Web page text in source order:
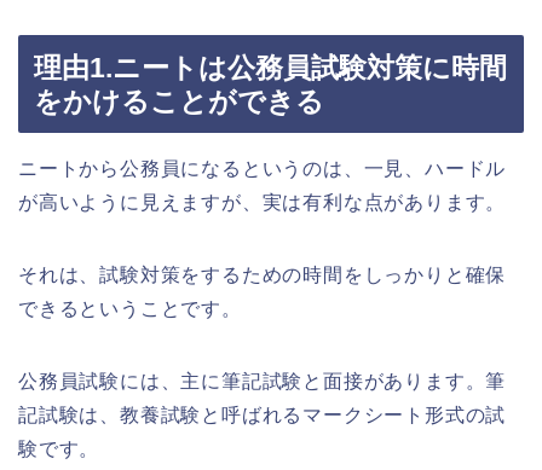
理由1.ニートは公務員試験対策に時間
をかけることができる
ニートから公務員になるというのは、一見、ハードル
が高いように見えますが、実は有利な点があります。
それは、試験対策をするための時間をしっかりと確保
できるということです。
公務員試験には、主に筆記試験と面接があります。筆
記試験は、教養試験と呼ばれるマークシート形式の試
験です。